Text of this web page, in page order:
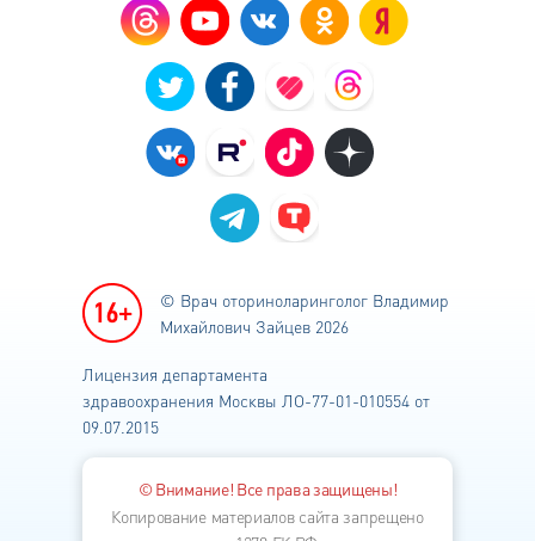
© Врач оториноларинголог Владимир
Михайлович Зайцев 2026
Лицензия департамента
здравоохранения Москвы ЛО-77-01-010554 от
09.07.2015
© Внимание! Все права защищены!
Копирование материалов сайта запрещено